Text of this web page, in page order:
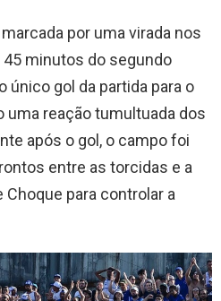
por uma virada nos
minutos do segundo
único gol da partida para o
uma reação tumultuada dos
após o gol, o campo foi
entre as torcidas e a
Choque para controlar a